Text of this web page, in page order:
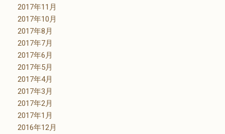
2017年11月
2017年10月
2017年8月
2017年7月
2017年6月
2017年5月
2017年4月
2017年3月
2017年2月
2017年1月
2016年12月